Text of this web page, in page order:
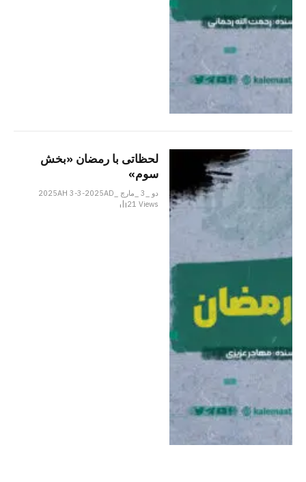
لحظاتی با رمضان «بخش
سوم»
دو _3 _مارچ _2025AH 3-3-2025AD
21Views